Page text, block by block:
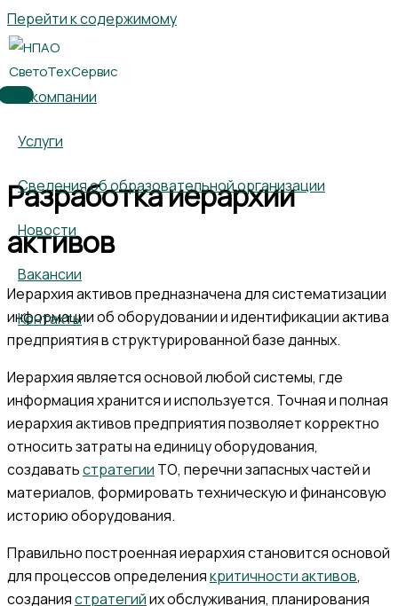
Перейти к содержимому
О компании
Услуги
Сведения об образовательной организации
Новости
Вакансии
Контакты
Разработка иерархии
активов
Иерархия активов предназначена для систематизации
информации об оборудовании и идентификации актива
предприятия в структурированной базе данных.
Иерархия является основой любой системы, где
информация хранится и используется. Точная и полная
иерархия активов предприятия позволяет корректно
относить затраты на единицу оборудования,
создаватьстратегии ТО, перечни запасных частей и
материалов, формировать техническую и финансовую
историю оборудования.
Правильно построенная иерархия становится основой
для процессов определениякритичности активов,
созданиястратегийих обслуживания, планирования